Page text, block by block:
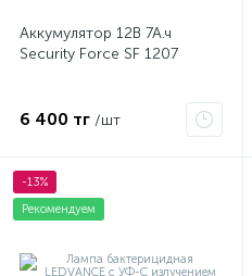
Аккумулятор 12В 7А.ч
Security Force SF 1207
6 400 тг /шт
-13%
Рекомендуем